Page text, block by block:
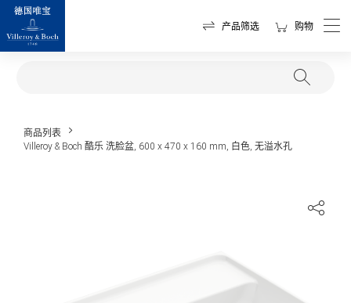
产品筛选 购物
商品列表
Villeroy & Boch 酷乐 洗脸盆, 600 x 470 x 160 mm, 白色, 无溢水孔